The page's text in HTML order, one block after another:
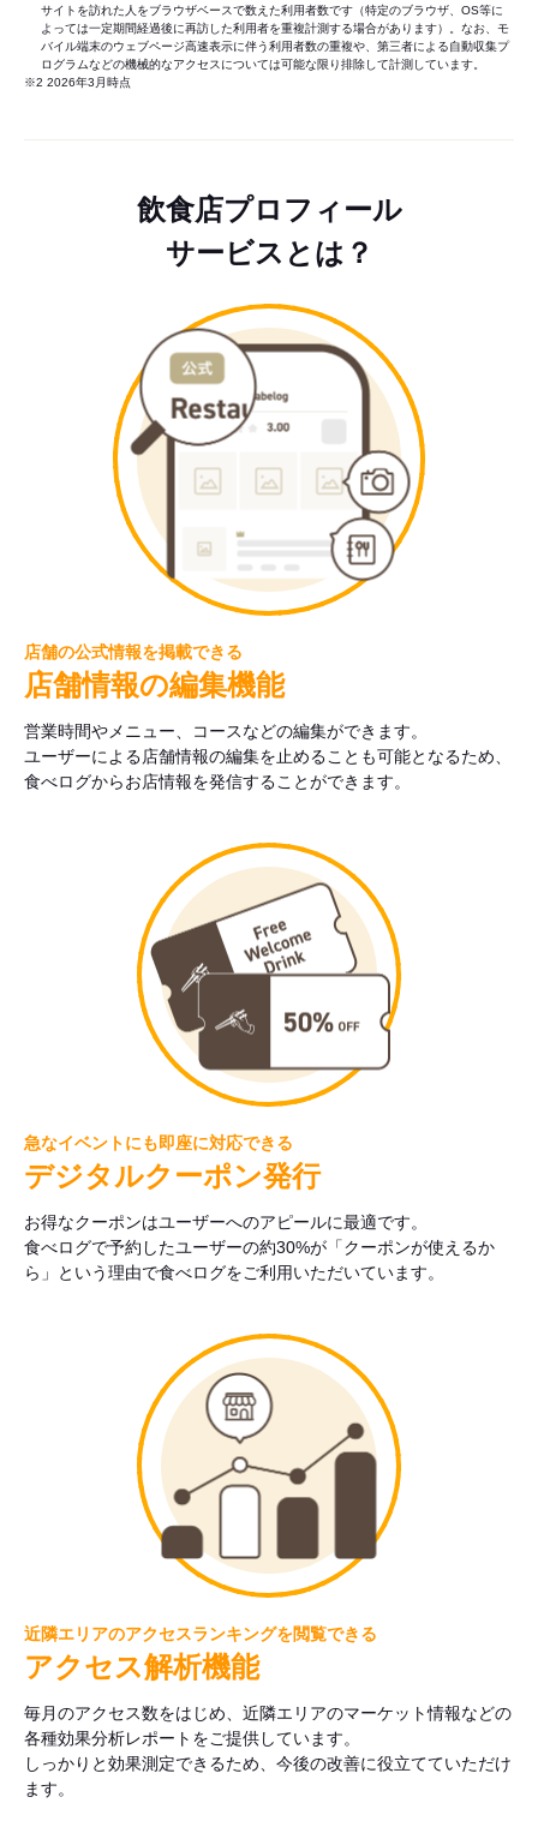
サイトを訪れた人をブラウザベースで数えた利用者数です（特定のブラウザ、OS等に
よっては一定期間経過後に再訪した利用者を重複計測する場合があります）。なお、モ
バイル端末のウェブページ高速表示に伴う利用者数の重複や、第三者による自動収集プ
ログラムなどの機械的なアクセスについては可能な限り排除して計測しています。
※2 2026年3月時点
飲食店プロフィール
サービスとは？
店舗の公式情報を掲載できる
店舗情報の編集機能
営業時間やメニュー、コースなどの編集ができます。
ユーザーによる店舗情報の編集を止めることも可能となるため、
食べログからお店情報を発信することができます。
急なイベントにも即座に対応できる
デジタルクーポン発行
お得なクーポンはユーザーへのアピールに最適です。
食べログで予約したユーザーの約30%が「クーポンが使えるか
ら」という理由で食べログをご利用いただいています。
近隣エリアのアクセスランキングを閲覧できる
アクセス解析機能
毎月のアクセス数をはじめ、近隣エリアのマーケット情報などの
各種効果分析レポートをご提供しています。
しっかりと効果測定できるため、今後の改善に役立てていただけ
ます。